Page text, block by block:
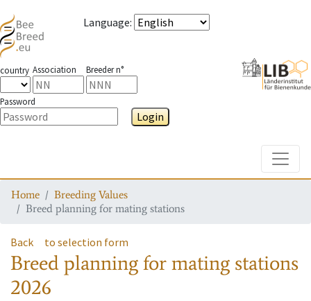
Language:
country Association Breeder n°
Password
Login
Home
Breeding Values
Breed planning for mating stations
Back to selection form
Breed planning for mating stations
2026